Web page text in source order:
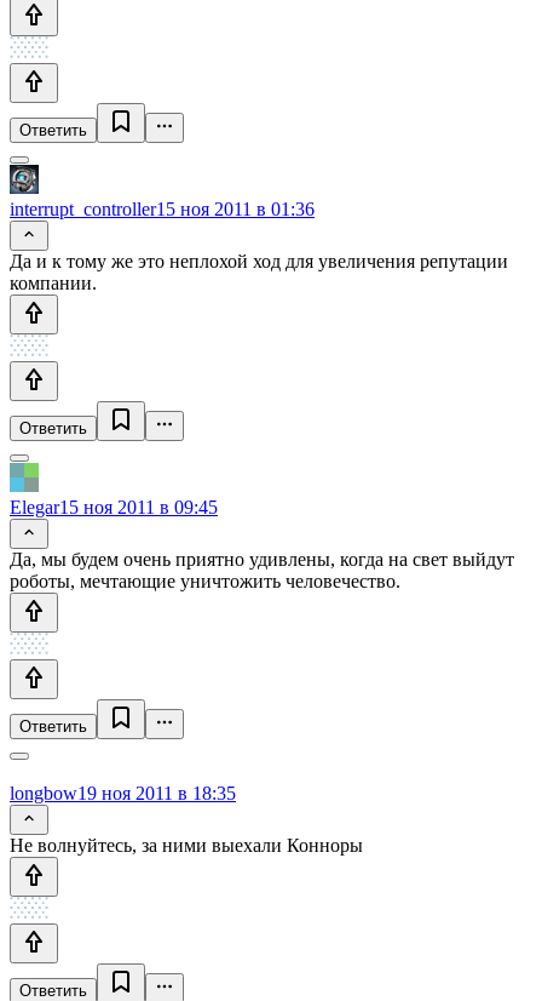
Ответить
interrupt_controller15 ноя 2011 в 01:36
Да и к тому же это неплохой ход для увеличения репутации
компании.
Ответить
Elegar15 ноя 2011 в 09:45
Да, мы будем очень приятно удивлены, когда на свет выйдут
роботы, мечтающие уничтожить человечество.
Ответить
longbow19 ноя 2011 в 18:35
Не волнуйтесь, за ними выехали Конноры
Ответить